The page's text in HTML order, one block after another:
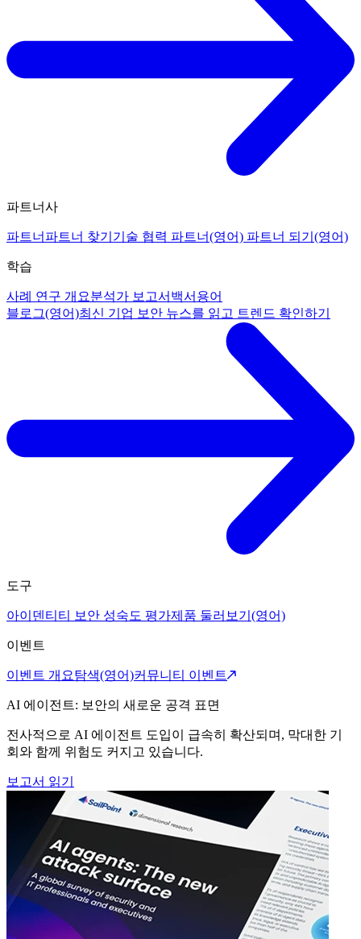
파트너사
파트너 파트너 찾기 기술 협력 파트너(영어) 파트너 되기(영어)
학습
사례 연구 개요분석가 보고서 백서 용어
블로그(영어)최신 기업 보안 뉴스를 읽고 트렌드 확인하기
도구
아이덴티티 보안 성숙도 평가제품 둘러보기(영어)
이벤트
이벤트 개요탐색(영어)커뮤니티 이벤트
AI 에이전트: 보안의 새로운 공격 표면
전사적으로 AI 에이전트 도입이 급속히 확산되며, 막대한 기
회와 함께 위험도 커지고 있습니다.
보고서 읽기